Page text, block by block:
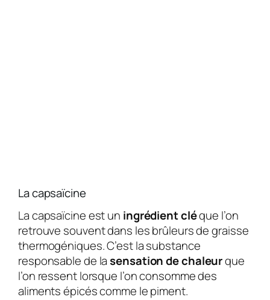
La capsaïcine
La capsaïcine est un ingrédient cléque l’on
retrouve souvent dans les brûleurs de graisse
thermogéniques. C’est la substance
responsable de lasensation de chaleurque
l’on ressent lorsque l’on consomme des
aliments épicés comme le piment.